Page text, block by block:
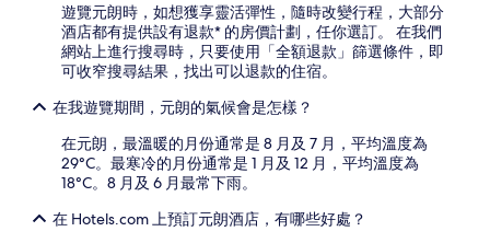
遊覽元朗時，如想獲享靈活彈性，隨時改變行程，大部分
酒店都有提供設有退款* 的房價計劃，任你選訂。 在我們
網站上進行搜尋時，只要使用「全額退款」篩選條件，即
可收窄搜尋結果，找出可以退款的住宿。
在我遊覽期間，元朗的氣候會是怎樣？
在元朗，最溫暖的月份通常是 8 月及 7 月，平均溫度為
29°C。最寒冷的月份通常是 1 月及 12 月，平均溫度為
18°C。8 月及 6 月最常下雨。
在 Hotels.com 上預訂元朗酒店，有哪些好處？